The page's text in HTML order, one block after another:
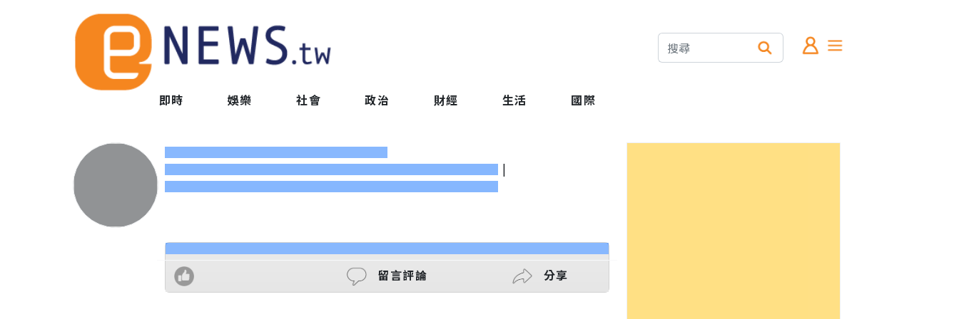
即時 娛樂 社會 政治 財經 生活 國際
|
留言評論 分享